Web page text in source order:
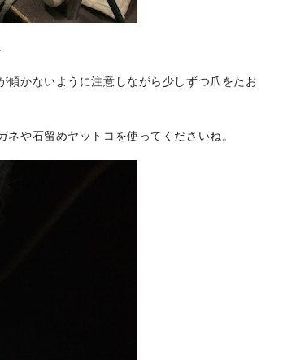
かないように注意しながら少しずつ爪をたお
や石留めヤットコを使ってくださいね。